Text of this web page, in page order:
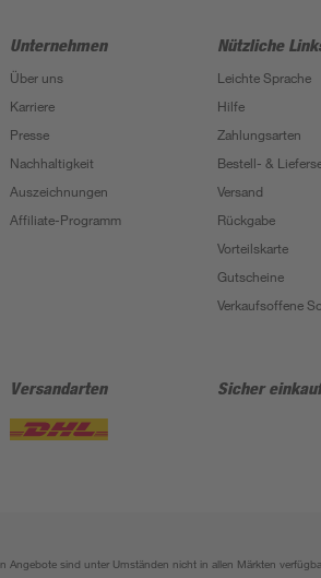
Unternehmen
Über uns
Karriere
Presse
Nachhaltigkeit
Auszeichnungen
Affiliate-Programm
Nützliche
Leichte Sprache
Hilfe
Zahlungsarten
Bestell- &
Versand
Rückgabe
Vorteilskarte
Gutscheine
Verkaufsoffene
Versandarten Sicher
Angebote sind unter Umständen nicht in allen Märkten